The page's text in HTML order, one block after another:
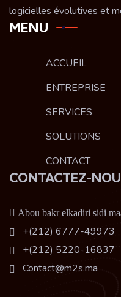
logicielles évolutives et
MENU
ACCUEIL
ENTREPRISE
SERVICES
SOLUTIONS
CONTACT
CONTACTEZ-
Abou bakr elkadiri sidi
+(212) 6777-49973
+(212) 5220-16837
Contact@m2s.ma